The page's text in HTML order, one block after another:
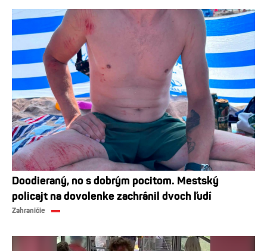
Doodieraný, no s dobrým pocitom. Mestský
policajt na dovolenke zachránil dvoch ľudí
Zahraničie